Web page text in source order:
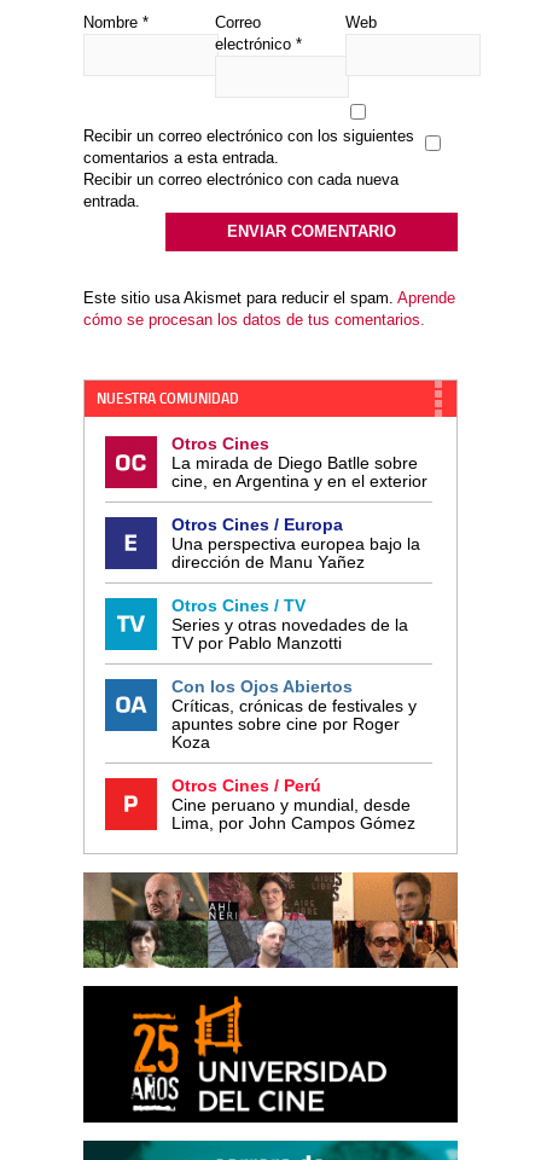
Nombre *
Correo
electrónico *
Web
Recibir un correo electrónico con los siguientes
comentarios a esta entrada.
Recibir un correo electrónico con cada nueva
entrada.
Este sitio usa Akismet para reducir el spam. Aprende
cómo se procesan los datos de tus comentarios.
NUESTRA COMUNIDAD
Otros Cines
La mirada de Diego Batlle sobre
cine, en Argentina y en el exterior
Otros Cines / Europa
Una perspectiva europea bajo la
dirección de Manu Yañez
Otros Cines / TV
Series y otras novedades de la
TV por Pablo Manzotti
Con los Ojos Abiertos
Críticas, crónicas de festivales y
apuntes sobre cine por Roger
Koza
Otros Cines / Perú
Cine peruano y mundial, desde
Lima, por John Campos Gómez